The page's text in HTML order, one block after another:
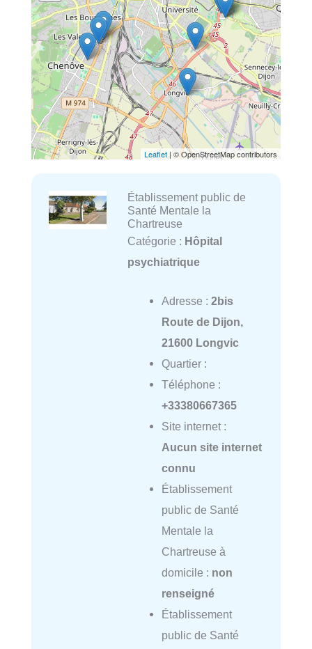
Leaflet | © OpenStreetMap contributors
Établissement public de
Santé Mentale la
Chartreuse
Catégorie : Hôpital
psychiatrique
Adresse : 2bis
Route de Dijon,
21600 Longvic
Quartier :
Téléphone :
+33380667365
Site internet :
Aucun site internet
connu
Établissement
public de Santé
Mentale la
Chartreuse à
domicile : non
renseigné
Établissement
public de Santé